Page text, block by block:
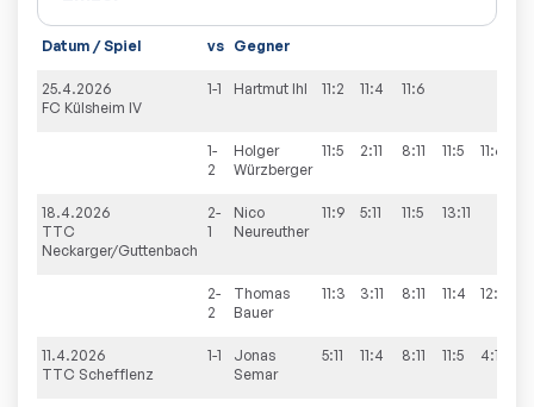
Datum / Spiel vs Gegner
25.4.2026
FC Külsheim IV
1-1 Hartmut Ihl 11:2 11:4 11:6
1-
2
Holger
Würzberger
11:5 2:11 8:11 11:5 11:6
18.4.2026
TTC
Neckarger/Guttenbach
2-
1
Nico
Neureuther
11:9 5:11 11:5 13:11
2-
2
Thomas
Bauer
11:3 3:11 8:11 11:4 12:10
11.4.2026
TTC Schefflenz
1-1
Jonas
Semar
5:11 11:4 8:11 11:5 4:11